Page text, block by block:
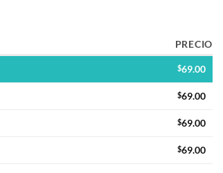
PRECIO
$69.00
$69.00
$69.00
$69.00